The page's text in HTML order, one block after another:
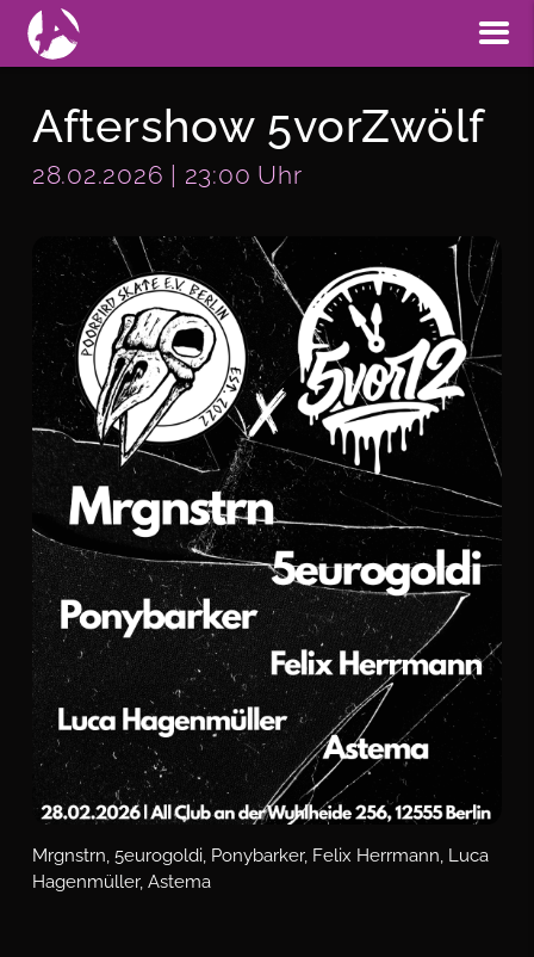
Aftershow 5vorZwölf
28.02.2026 | 23:00 Uhr
Mrgnstrn, 5eurogoldi, Ponybarker, Felix Herrmann, Luca
Hagenmüller, Astema